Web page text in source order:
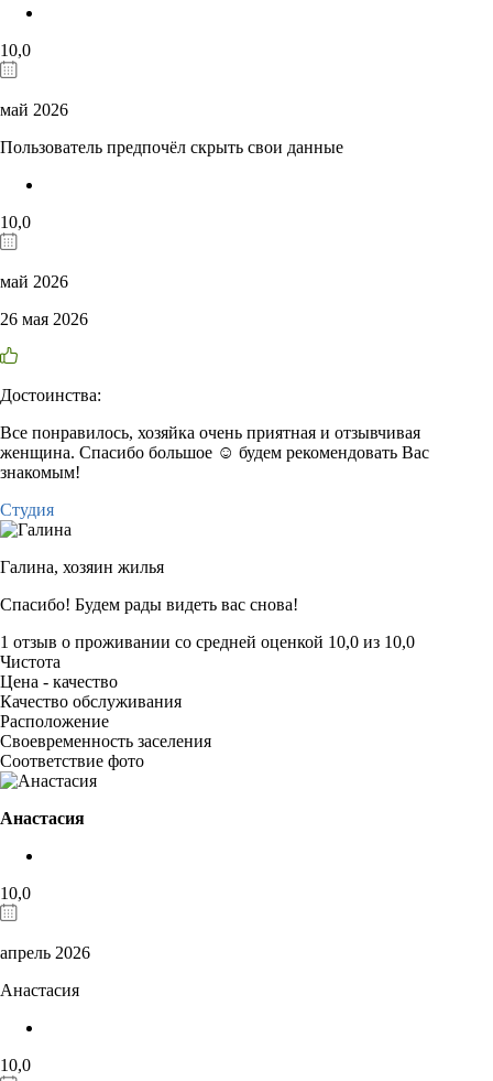
10,0
май 2026
Пользователь предпочёл скрыть свои данные
10,0
май 2026
26 мая 2026
Достоинства:
Все понравилось, хозяйка очень приятная и отзывчивая
женщина. Спасибо большое ☺️ будем рекомендовать Вас
знакомым!
Студия
Галина, хозяин жилья
Спасибо! Будем рады видеть вас снова!
1 отзыв о проживании со средней оценкой 10,0 из 10,0
Чистота
Цена - качество
Качество обслуживания
Расположение
Своевременность заселения
Соответствие фото
Анастасия
10,0
апрель 2026
Анастасия
10,0